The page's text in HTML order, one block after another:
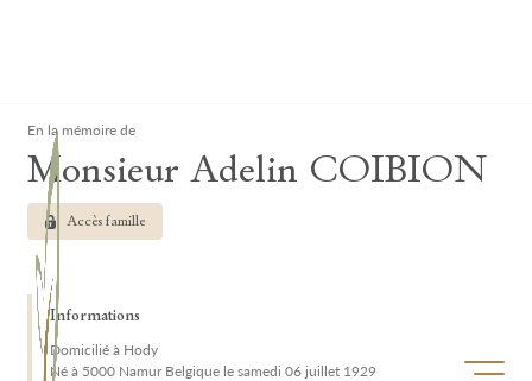
Ouvrir/
En la mémoire de
Monsieur Adelin COIBION
Accès famille
Informations
Domicilié à Hody
Né à 5000 Namur Belgique le samedi 06 juillet 1929